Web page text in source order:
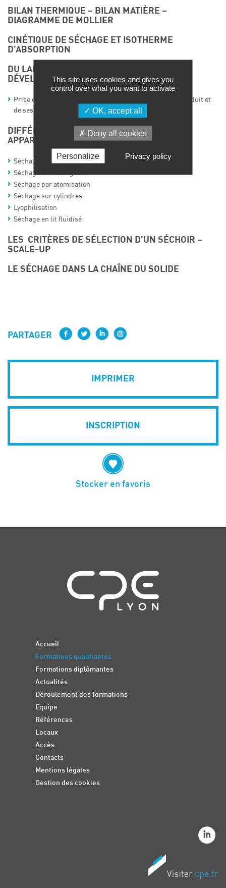
BILAN THERMIQUE – BILAN MATIÈRE –
DIAGRAMME DE MOLLIER
CINÉTIQUE DE SÉCHAGE ET ISOTHERME
D’ABSORPTION
DU LABORATOIRE À L’ATELIER DE
DÉVELOPPEMENT
Prise en compte des propriétés physicochimiques du produit et
de ses propriétés d’usage
DIFFÉRENTS PROCÉDÉS DE SÉCHAGE ET
APPAREILLAGE
Séchage en étuve
Séchage en mélangeurs
Séchage par atomisation
Séchage sur cylindres
Lyophilisation
Séchage en lit fluidisé
LES CRITÈRES DE SÉLECTION D’UN SÉCHOIR –
SCALE-UP
LE SÉCHAGE DANS LA CHAÎNE DU SOLIDE
PARTAGER
IMPRIMER
INSCRIPTION
Stocker en favoris
Accueil
Formations qualifiantes
Formations diplômantes
Actualités
Déroulement des formations
Equipe
Références
Locaux
Accès
Contacts
Mentions légales
Gestion des cookies
This site uses cookies and gives you
control over what you want to activate
OK, accept all
Deny all cookies
Personalize Privacy policy